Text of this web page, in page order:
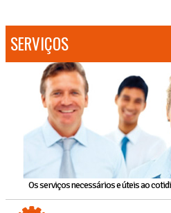
SERVIÇOS
Os serviços necessários e úteis ao